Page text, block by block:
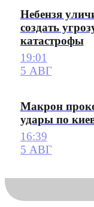
Небензя
создать
катастрофы
19:01
5 АВГ
Макрон
удары по
16:39
5 АВГ